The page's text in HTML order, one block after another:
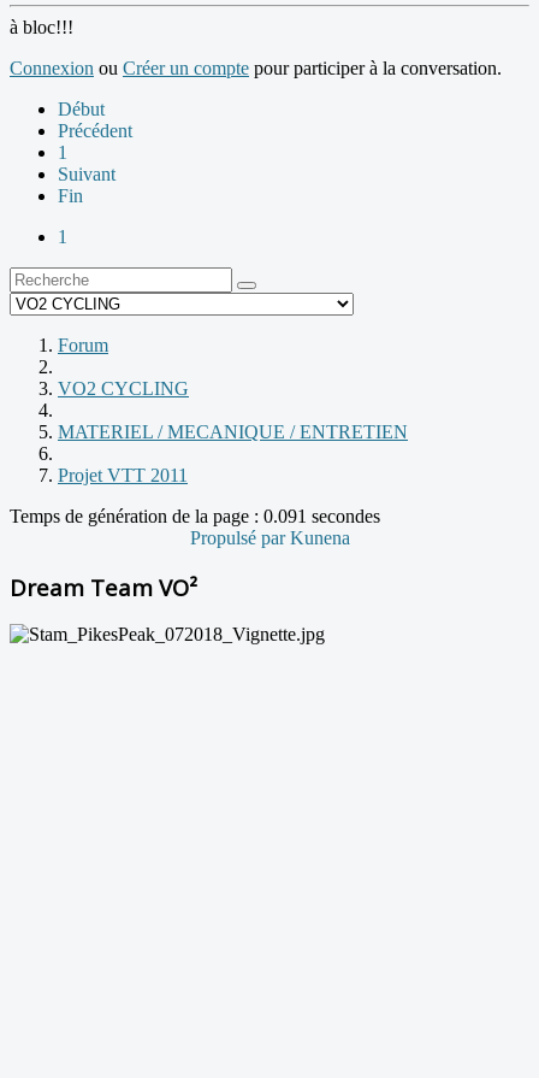
à bloc!!!
Connexion ou Créer un compte pour participer à la conversation.
Début
Précédent
1
Suivant
Fin
1
Forum
VO2 CYCLING
MATERIEL / MECANIQUE / ENTRETIEN
Projet VTT 2011
Temps de génération de la page : 0.091 secondes
Propulsé parKunena
Dream Team VO²